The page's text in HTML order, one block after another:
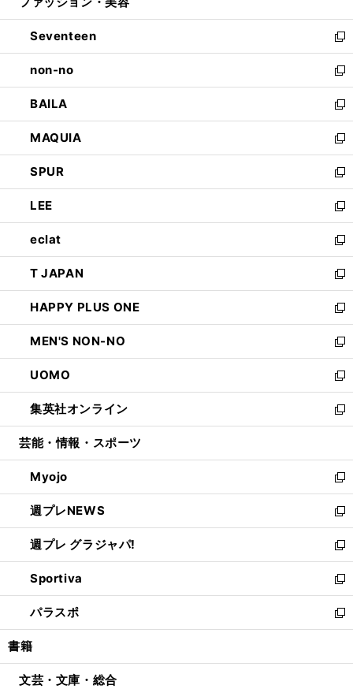
開
く
ウ
で
開
く
ン
ド
ウ
で
開
く
Seventeen
新
し
い
ウ
ィ
ン
ド
ウ
で
開
く
non-no
新
し
い
ウ
ィ
ン
ド
ウ
で
開
く
BAILA
新
し
い
ウ
ィ
ン
ド
ウ
で
開
く
MAQUIA
新
し
い
ウ
ィ
ン
ド
ウ
で
開
く
SPUR
新
し
い
ウ
ィ
ン
ド
ウ
で
開
く
LEE
新
し
い
ウ
ィ
ン
ド
ウ
で
開
く
eclat
新
し
い
ウ
ィ
ン
ド
ウ
で
開
く
T JAPAN
新
し
い
ウ
ィ
ン
ド
ウ
で
開
HAPPY PLUS ONE
新
し
い
ウ
ィ
ン
ド
ウ
開
く
MEN'S NON-NO
新
し
い
ウ
ィ
ン
ウ
で
開
く
UOMO
新
し
い
ウ
ン
ド
ウ
で
開
く
集英社オンライン
新
し
ウ
ィ
ン
ド
ウ
で
開
く
芸能・情報・スポーツ
Myojo
新
し
い
ウ
ィ
ン
ド
ウ
で
開
週プレNEWS
新
し
い
ウ
ィ
ン
ド
ウ
開
週プレ グラジャパ!
新
し
い
ウ
ィ
ン
ウ
Sportiva
新
し
い
ウ
ン
パラスポ
新
し
ウ
書籍
文芸・文庫・総合